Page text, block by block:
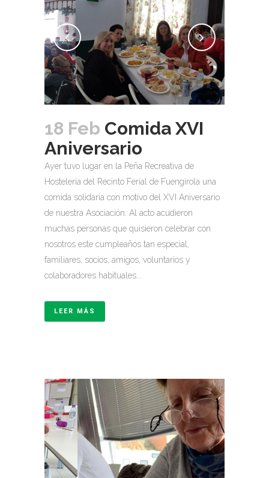
18 Feb Comida XVI
Aniversario
Ayer tuvo lugar en la Peña Recreativa de
Hostelería del Recinto Ferial de Fuengirola una
comida solidaria con motivo del XVI Aniversario
de nuestra Asociación. Al acto acudieron
muchas personas que quisieron celebrar con
nosotros este cumpleaños tan especial,
familiares, socios, amigos, voluntarios y
colaboradores habituales...
LEER MÁS